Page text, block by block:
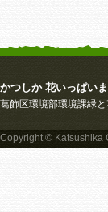
かつしか 花いっぱい
葛飾区環境部環境課緑
Copyright © Katsushika